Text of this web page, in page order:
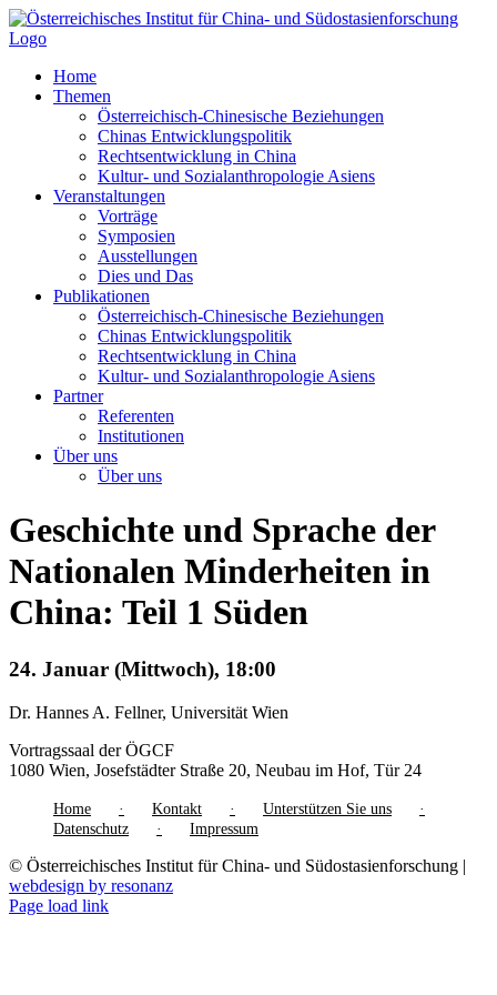
Zum
Inhalt
Home
Themen
Österreichisch-Chinesische Beziehungen
Chinas Entwicklungspolitik
Rechtsentwicklung in China
Kultur- und Sozialanthropologie Asiens
Veranstaltungen
Vorträge
Symposien
Ausstellungen
Dies und Das
Publikationen
Österreichisch-Chinesische Beziehungen
Chinas Entwicklungspolitik
Rechtsentwicklung in China
Kultur- und Sozialanthropologie Asiens
Partner
Referenten
Institutionen
Über uns
Über uns
Geschichte und Sprache der
Nationalen Minderheiten in
China: Teil 1 Süden
24. Januar (Mittwoch), 18:00
Dr. Hannes A. Fellner, Universität Wien
Vortragssaal der ÖGCF
1080 Wien, Josefstädter Straße 20, Neubau im Hof, Tür 24
Home Kontakt
Unterstützen Sie uns
Datenschutz
Impressum
© Österreichisches Institut für China- und Südostasienforschung |
webdesign by resonanz
Page load link